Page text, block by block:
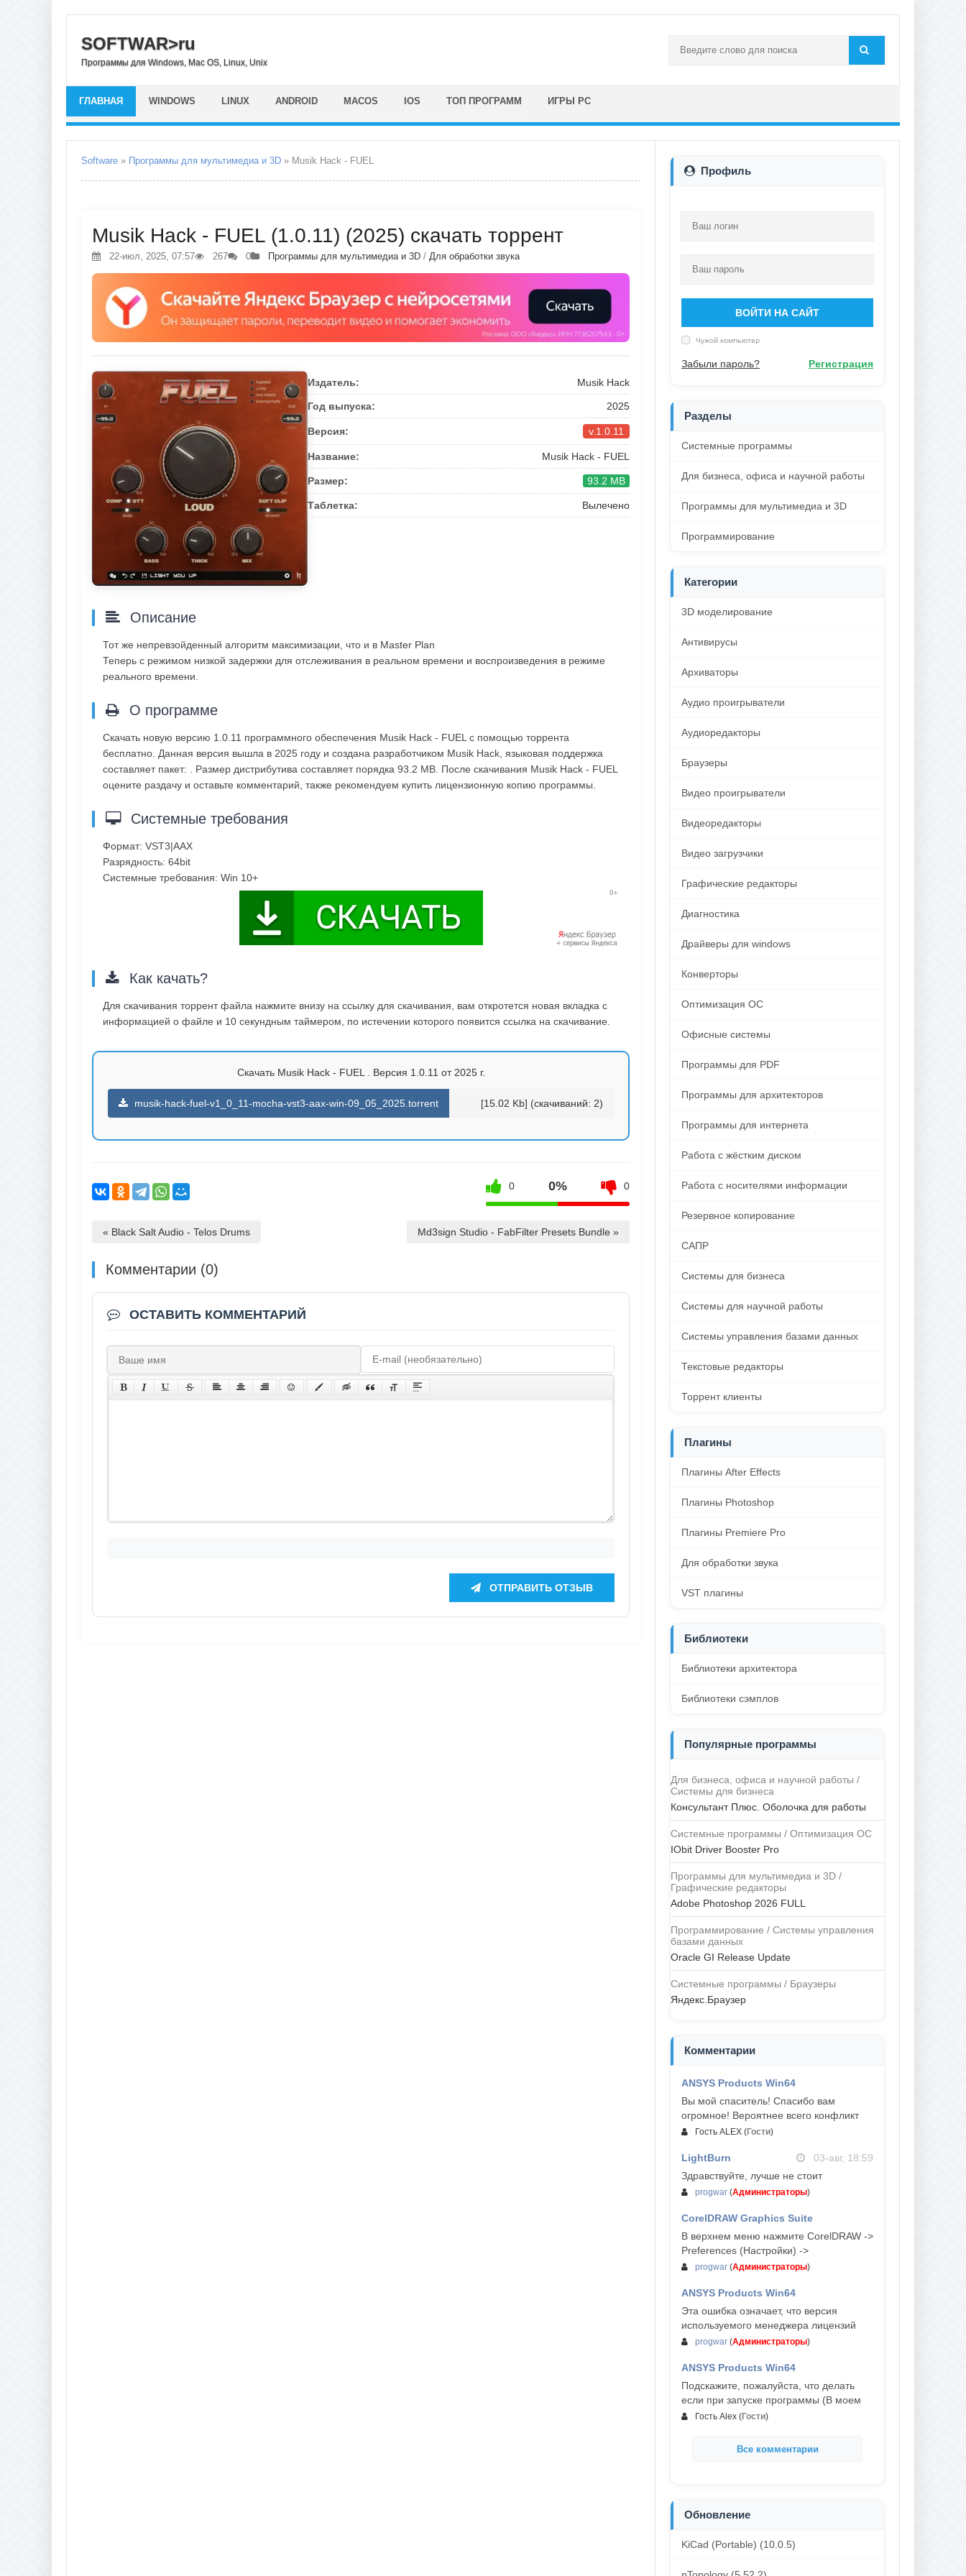
SOFTWAR>ru
Программы для Windows, Mac OS, Linux, Unix
ГЛАВНАЯ WINDOWS LINUX ANDROID MACOS IOS ТОП ПРОГРАММ ИГРЫ PC
Software » Программы для мультимедиа и 3D » Musik Hack - FUEL
Musik Hack - FUEL (1.0.11) (2025) скачать торрент
22-июл, 2025, 07:57 267 0 Программы для мультимедиа и 3D / Для обработки звука
Издатель: Musik Hack
Год выпуска: 2025
Версия: v.1.0.11
Название: Musik Hack - FUEL
Размер: 93.2 MB
Таблетка: Вылечено
Описание
Тот же непревзойденный алгоритм максимизации, что и в Master Plan
Теперь с режимом низкой задержки для отслеживания в реальном времени и воспроизведения в режиме
реального времени.
О программе
Скачать новую версию 1.0.11 программного обеспечения Musik Hack - FUEL с помощью торрента
бесплатно. Данная версия вышла в 2025 году и создана разработчиком Musik Hack, языковая поддержка
составляет пакет: . Размер дистрибутива составляет порядка 93.2 MB. После скачивания Musik Hack - FUEL
оцените раздачу и оставьте комментарий, также рекомендуем купить лицензионную копию программы.
Системные требования
Формат: VST3|AAX
Разрядность: 64bit
Системные требования: Win 10+
Как качать?
Для скачивания торрент файла нажмите внизу на ссылку для скачивания, вам откротется новая вкладка с
информацией о файле и 10 секундным таймером, по истечении которого появится ссылка на скачивание.
Скачать Musik Hack - FUEL . Версия 1.0.11 от 2025 г.
musik-hack-fuel-v1_0_11-mocha-vst3-aax-win-09_05_2025.torrent [15.02 Kb] (cкачиваний: 2)
0 0% 0
« Black Salt Audio - Telos Drums Md3sign Studio - FabFilter Presets Bundle »
Комментарии (0)
ОСТАВИТЬ КОММЕНТАРИЙ
ОТПРАВИТЬ ОТЗЫВ
Профиль
ВОЙТИ НА САЙТ
Чужой компьютер
Забыли пароль? Регистрация
Разделы
Системные программы
Для бизнеса, офиса и научной работы
Программы для мультимедиа и 3D
Программирование
Категории
3D моделирование
Антивирусы
Архиваторы
Аудио проигрыватели
Аудиоредакторы
Браузеры
Видео проигрыватели
Видеоредакторы
Видео загрузчики
Графические редакторы
Диагностика
Драйверы для windows
Конверторы
Оптимизация ОС
Офисные системы
Программы для PDF
Программы для архитекторов
Программы для интернета
Работа с жёстким диском
Работа с носителями информации
Резервное копирование
САПР
Системы для бизнеса
Системы для научной работы
Системы управления базами данных
Текстовые редакторы
Торрент клиенты
Плагины
Плагины After Effects
Плагины Photoshop
Плагины Premiere Pro
Для обработки звука
VST плагины
Библиотеки
Библиотеки архитектора
Библиотеки сэмплов
Популярные программы
Для бизнеса, офиса и научной работы /
Системы для бизнеса
Консультант Плюс. Оболочка для работы
Системные программы / Оптимизация ОС
IObit Driver Booster Pro
Программы для мультимедиа и 3D /
Графические редакторы
Adobe Photoshop 2026 FULL
Программирование / Системы управления
базами данных
Oracle GI Release Update
Системные программы / Браузеры
Яндекс.Браузер
Комментарии
ANSYS Products Win64
Вы мой спаситель! Спасибо вам
огромное! Вероятнее всего конфликт
Гость ALEX (Гости)
LightBurn
03-авг, 18:59
Здравствуйте, лучше не стоит
progwar (Администраторы)
CorelDRAW Graphics Suite
03-авг, 18:58
В верхнем меню нажмите CorelDRAW ->
Preferences (Настройки) ->
progwar (Администраторы)
ANSYS Products Win64
Эта ошибка означает, что версия
используемого менеджера лицензий
progwar (Администраторы)
ANSYS Products Win64
Подскажите, пожалуйста, что делать
если при запуске программы (В моем
Гость Alex (Гости)
Все комментарии
Обновление
KiCad (Portable) (10.0.5)